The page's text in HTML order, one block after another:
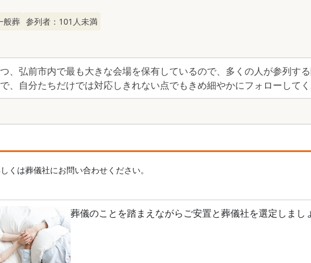
般葬 参列者： 101 人未満
、弘前市内で最も大きな会場を保有しているので、多くの人が参列す
、自分たちだけでは対応しきれない点でもきめ細やかにフォローして
は葬儀社にお問い合わせください。
葬儀のことを踏まえながらご安置と葬儀社を選定しまし